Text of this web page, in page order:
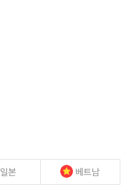
일본 베트남